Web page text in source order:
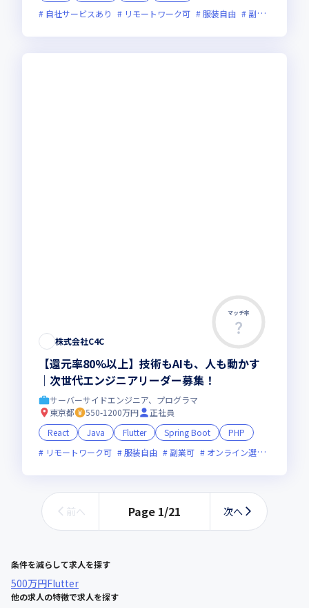
自社サービスあり
リモートワーク可 服装自由 副業可
マッチ率
株式会社C4C
【還元率80%以上】技術もAIも、人も動かす
｜次世代エンジニアリーダー募集！
サーバーサイドエンジニア、プログラマ
東京都
550-1200万円
正社員
React
Java Flutter Spring Boot
PHP
リモートワーク可
服装自由 副業可 オンライン選考可
前へ Page 1/21 次へ
条件を減らして求人を探す
500万円Flutter
他の求人の特徴で求人を探す